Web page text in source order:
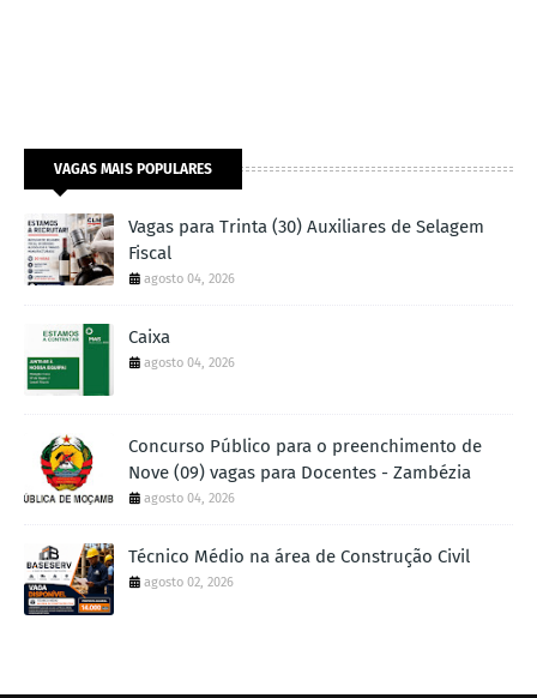
VAGAS MAIS POPULARES
Vagas para Trinta (30) Auxiliares de Selagem
Fiscal
agosto 04, 2026
Caixa
agosto 04, 2026
Concurso Público para o preenchimento de
Nove (09) vagas para Docentes - Zambézia
agosto 04, 2026
Técnico Médio na área de Construção Civil
agosto 02, 2026